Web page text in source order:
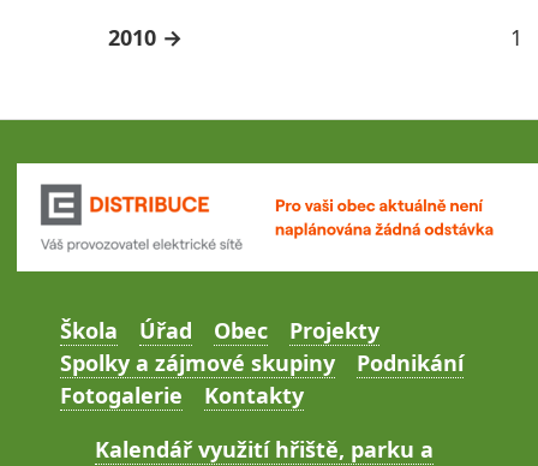
2010
1
Škola Úřad Obec
Projekty
Spolky a zájmové skupiny
Podnikání
Fotogalerie
Kontakty
Kalendář využití hřiště, parku a